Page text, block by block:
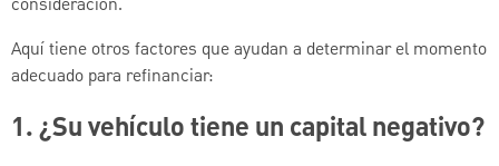
Aquí tiene otros factores que ayudan a determinar el momento
adecuado para refinanciar:
1. ¿Su vehículo tiene un capital negativo?